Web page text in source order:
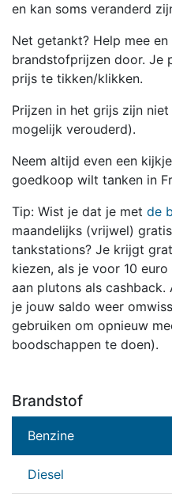
en kan soms veranderd
Net getankt? Help mee
brandstofprijzen door. Je
prijs te tikken/klikken.
Prijzen in het grijs zijn
mogelijk verouderd).
Neem altijd even een
goedkoop wilt tanken in
Tip: Wist je dat je met de
maandelijks (vrijwel)
tankstations? Je krijgt
kiezen, als je voor 10
aan plutons als
je jouw saldo weer
gebruiken om opnieuw
boodschappen te doen).
Brandstof
Benzine
Diesel